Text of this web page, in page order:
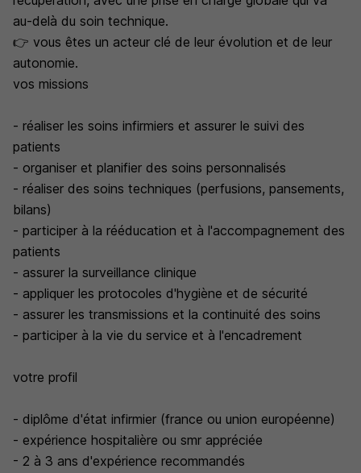
au-delà du soin technique.
👉 vous êtes un acteur clé de leur évolution et de leur
autonomie.
vos missions
- réaliser les soins infirmiers et assurer le suivi des
patients
- organiser et planifier des soins personnalisés
- réaliser des soins techniques (perfusions, pansements,
bilans)
- participer à la rééducation et à l'accompagnement des
patients
- assurer la surveillance clinique
- appliquer les protocoles d'hygiène et de sécurité
- assurer les transmissions et la continuité des soins
- participer à la vie du service et à l'encadrement
votre profil
- diplôme d'état infirmier (france ou union européenne)
- expérience hospitalière ou smr appréciée
- 2 à 3 ans d'expérience recommandés